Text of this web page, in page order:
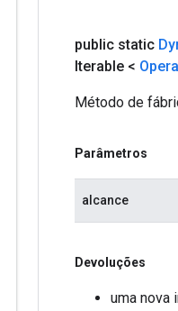
public static
Iterable <
Método de
Parâmetros
alcance
Devoluções
uma nova